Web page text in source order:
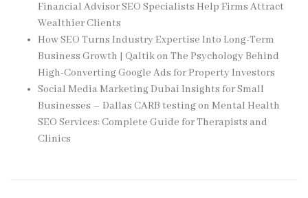
Financial Advisor SEO Specialists Help Firms Attract
Wealthier Clients
How SEO Turns Industry Expertise Into Long-Term
Business Growth | Qaltikon The Psychology Behind
High-Converting Google Ads for Property Investors
Social Media Marketing Dubai Insights for Small
Businesses – Dallas CARB testingon Mental Health
SEO Services: Complete Guide for Therapists and
Clinics